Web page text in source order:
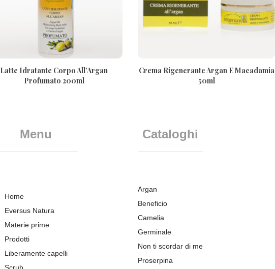
Latte Idratante Corpo All’Argan
Profumato 200ml
Crema Rigenerante Argan E Macadamia
50ml
Menu
Home
Eversus Natura
Materie prime
Prodotti
Liberamente capelli
Cataloghi
Argan
Beneficio
Camelia
Germinale
Non ti scordar di me
Proserpina